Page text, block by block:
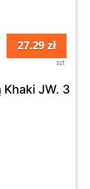
27.29 zł
szt
JW. 30